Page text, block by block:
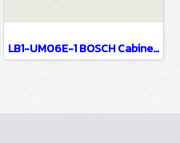
LB1-UM06E-1 BOSCH Cabinet loudspeaker, metal, circular / Sound System for Ballroom & Seminar Hall / Meeting room & Conference Room